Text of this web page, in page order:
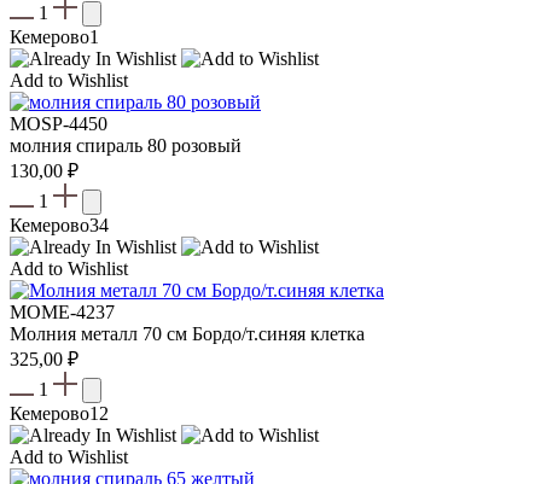
1
Кемерово1
Add to Wishlist
MOSP-4450
молния спираль 80 розовый
130,00 ₽
1
Кемерово34
Add to Wishlist
МOME-4237
Молния металл 70 см Бордо/т.синяя клетка
325,00 ₽
1
Кемерово12
Add to Wishlist